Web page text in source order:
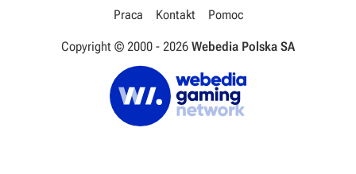
Praca
Kontakt Pomoc
Copyright © 2000 - 2026 Webedia Polska SA